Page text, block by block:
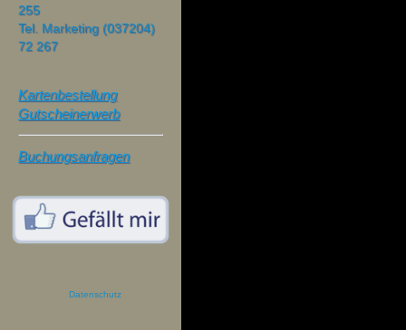
255
Tel. Marketing (037204)
72 267
Kartenbestellung
Gutscheinerwerb
Buchungsanfragen
Datenschutz